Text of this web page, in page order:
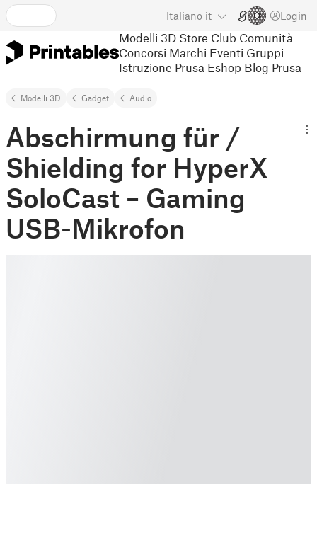
Italiano it Login
Modelli 3D Store Club Comunità
Concorsi Marchi Eventi Gruppi
Istruzione Prusa Eshop Blog Prusa
Modelli 3D Gadget Audio
Abschirmung für /
Shielding for HyperX
SoloCast – Gaming
USB-Mikrofon